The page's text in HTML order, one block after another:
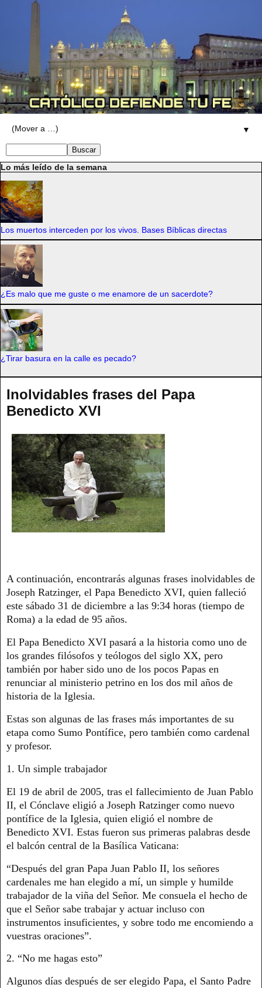
▼
Lo más leído de la semana
Los muertos interceden por los vivos. Bases Bíblicas directas
¿Es malo que me guste o me enamore de un sacerdote?
¿Tirar basura en la calle es pecado?
Inolvidables frases del Papa
Benedicto XVI
A continuación, encontrarás algunas frases inolvidables de
Joseph Ratzinger, el Papa Benedicto XVI, quien falleció
este sábado 31 de diciembre a las 9:34 horas (tiempo de
Roma) a la edad de 95 años.
El Papa Benedicto XVI pasará a la historia como uno de
los grandes filósofos y teólogos del siglo XX, pero
también por haber sido uno de los pocos Papas en
renunciar al ministerio petrino en los dos mil años de
historia de la Iglesia.
Estas son algunas de las frases más importantes de su
etapa como Sumo Pontífice, pero también como cardenal
y profesor.
1. Un simple trabajador
El 19 de abril de 2005, tras el fallecimiento de Juan Pablo
II, el Cónclave eligió a Joseph Ratzinger como nuevo
pontífice de la Iglesia, quien eligió el nombre de
Benedicto XVI. Estas fueron sus primeras palabras desde
el balcón central de la Basílica Vaticana:
“Después del gran Papa Juan Pablo II, los señores
cardenales me han elegido a mí, un simple y humilde
trabajador de la viña del Señor. Me consuela el hecho de
que el Señor sabe trabajar y actuar incluso con
instrumentos insuficientes, y sobre todo me encomiendo a
vuestras oraciones”.
2. “No me hagas esto”
Algunos días después de ser elegido Papa, el Santo Padre